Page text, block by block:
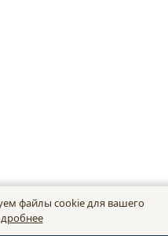
файлы cookie для вашего